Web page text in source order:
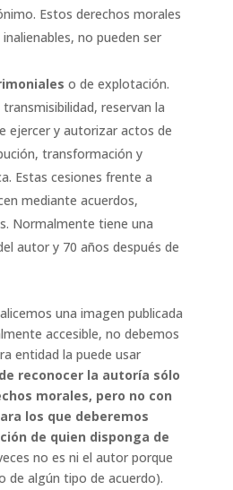
Estos derechos morales
no pueden ser
o de explotación.
reservan la
ejercer y autorizar actos de
transformación y
Estas cesiones frente a
mediante acuerdos,
Normalmente tiene una
autor y 70 años después de
una imagen publicada
accesible, no debemos
entidad la puede usar
reconocer la autoría sólo
morales, pero no con
los que deberemos
de quien disponga de
no es ni el autor porque
de algún tipo de acuerdo).